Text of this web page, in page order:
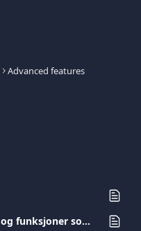
Advanced features
Terminaler, transaksjoner, kort og funksjoner som støtter tilleggsgebyr (Surcharge)